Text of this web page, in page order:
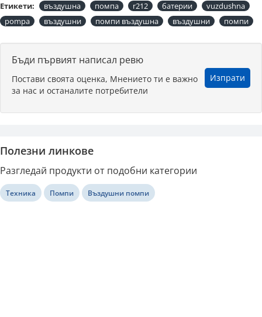
Етикети: въздушна помпа r212 батерии
vuzdushna
pompa
въздушни помпи въздушна въздушни помпи
Бъди първият написал ревю
Постави своята оценка, Мнението ти е важно
за нас и останалите потребители
Изпрати
Полезни линкове
Разгледай продукти от подобни категории
Техника Помпи Въздушни помпи